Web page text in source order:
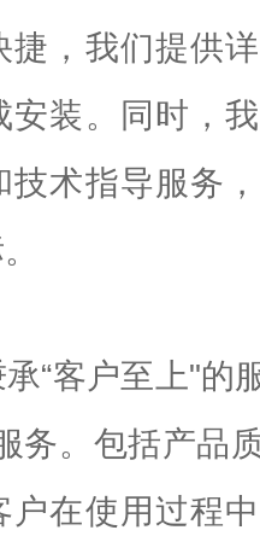
捷，我们提供
安装。同时，
技术指导服务
“客户至上"的
务。包括产品
户在使用过程